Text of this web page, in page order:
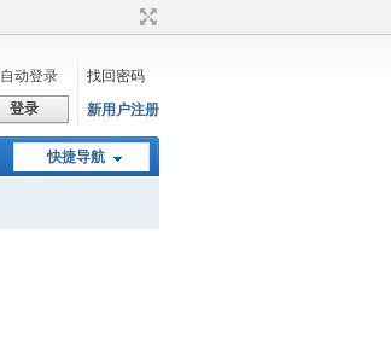
自动登录
找回密码
登录 新用户注册
快捷导航